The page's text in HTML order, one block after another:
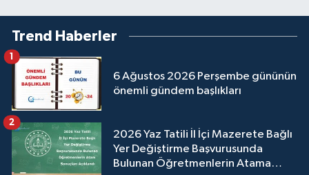
Trend Haberler
6 Ağustos 2026 Perşembe gününün
önemli gündem başlıkları
1
2026 Yaz Tatili İl İçi Mazerete Bağlı
Yer Değiştirme Başvurusunda
Bulunan Öğretmenlerin Atama
2